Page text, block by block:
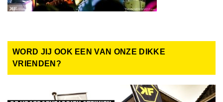
WORD JIJ OOK EEN VAN ONZE DIKKE
VRIENDEN?